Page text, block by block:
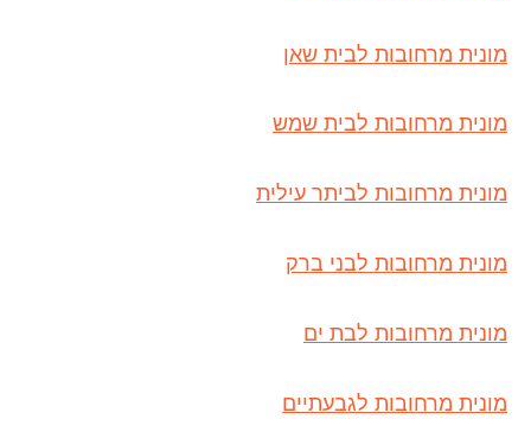
מונית מרחובות לבית שאן
מונית מרחובות לבית שמש
מונית מרחובות לביתר עילית
מונית מרחובות לבני ברק
מונית מרחובות לבת ים
מונית מרחובות לגבעתיים